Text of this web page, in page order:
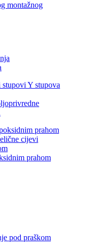
montažnog
prahom